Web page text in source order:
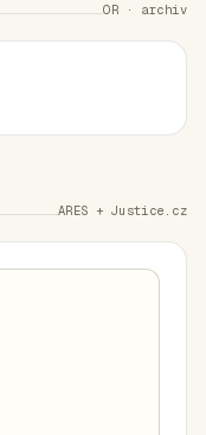
OR · archiv
ARES + Justice.cz